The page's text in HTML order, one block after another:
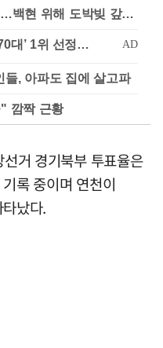
차가원 "MC몽에 400억 뜯겨…백현 위해 도박빚 갚아줘"
, 아파도 집에 살고파
깜짝 근황
거 경기북부 투표율은
록 중이며 연천이
났다.